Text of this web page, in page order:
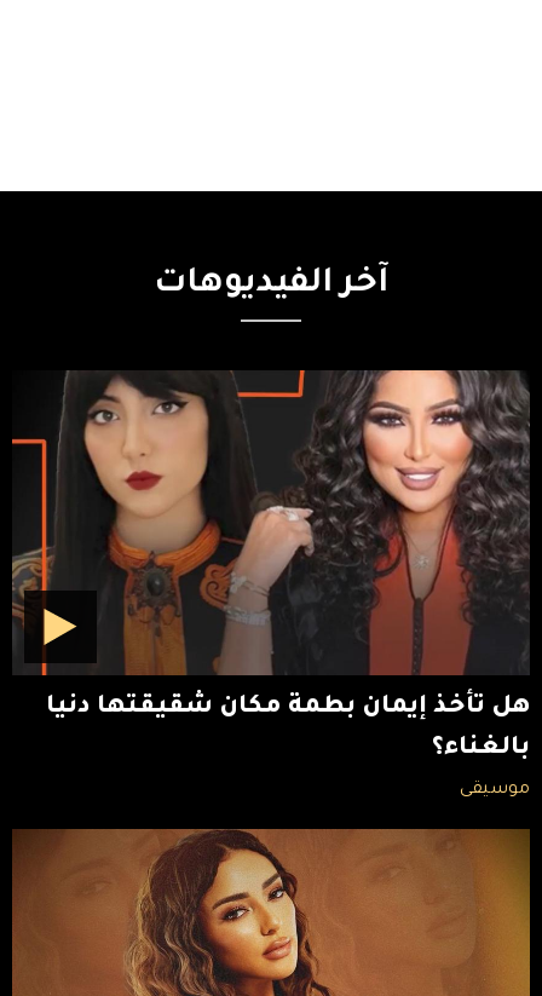
آخر الفيديوهات
هل تأخذ إيمان بطمة مكان شقيقتها دنيا
بالغناء؟
موسيقى